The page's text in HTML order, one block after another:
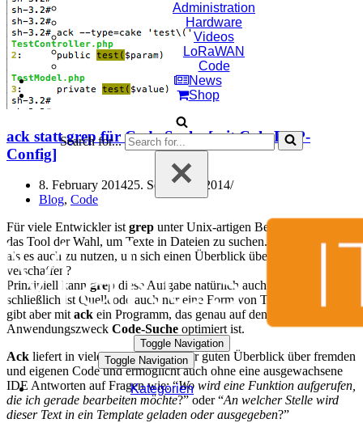
Administration
Hardware
Videos
LoRaWAN
Code
News
Shop
Search for...
Toggle Navigation
Toggle Navigation
Kategorien
ack statt grep für Code-Suche [mit CakePHP-
Config]
8. February 201425. September 2014
Blog, Code
Für viele Entwickler ist grep unter Unix-artigen Betriebssystemen
das Tool der Wahl, um Texte in Dateien zu suchen. Was liegt näher
als es auch zu nutzen, um sich einen Überblick über Quellcode zu
verschaffen?
Prinzipiell kann grep diese Aufgabe natürlich auch erfüllen,
schließlich ist Quellcode auch nur eine Form von Textdateien. Es
gibt aber mit ack ein Programm, das genau auf den
Anwendungszweck Code-Suche optimiert ist.
Ack liefert in vielen Fällen einen sehr guten Überblick über fremden
und eigenen Code und ermöglicht auch ohne eine ausgewachsene
IDE Antworten auf Fragen wie: “Wo wird eine Funktion aufgerufen,
die ich gerade bearbeiten möchte?” oder “An welcher Stelle wird
dieser Text in ein Template geladen oder ausgegeben?”